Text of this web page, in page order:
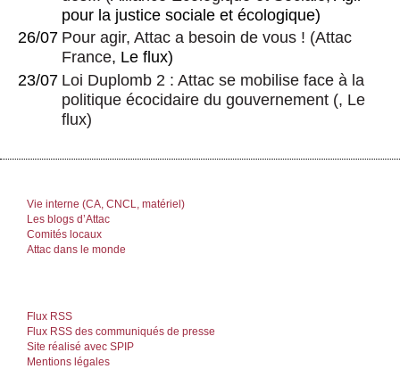
pour la justice sociale et écologique)
26/07 Pour agir, Attac a besoin de vous ! (Attac
France, Le flux)
23/07 Loi Duplomb 2 : Attac se mobilise face à la
politique écocidaire du gouvernement (, Le
flux)
Vie interne (CA, CNCL, matériel)
Les blogs d’Attac
Comités locaux
Attac dans le monde
Flux RSS
Flux RSS des communiqués de presse
Site réalisé avec SPIP
Mentions légales